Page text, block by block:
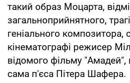
такий образ Моцарта,
загальноприйнятного,
геніального композитора,
кінематографі режисер
відомого фільму "Амадей",
сама п'єса Пітера Шафера.